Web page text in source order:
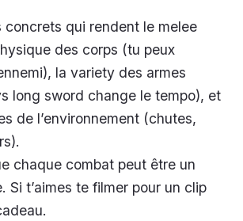
concrets qui rendent le melee
des corps (tu peux
la variety des armes
long sword change le tempo), et
de l’environnement (chutes,
chaque combat peut être un
Si t’aimes te filmer pour un clip